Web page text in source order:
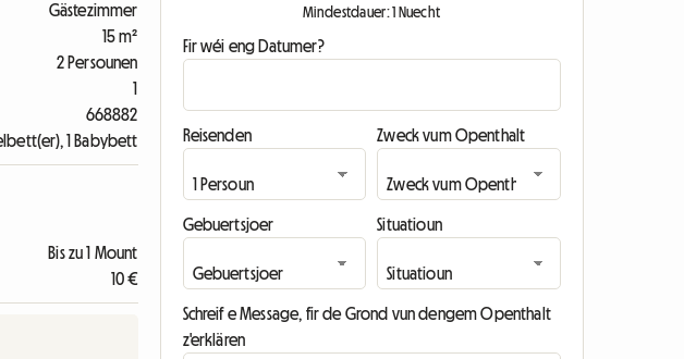
Gästezimmer
15 m²
2 Persounen
1
668882
1 Babybett
Bis zu 1 Mount
10 €
Mindestdauer: 1 Nuecht
Fir wéi eng Datumer?
Reisenden Zweck vum Openthalt
Gebuertsjoer Situatioun
Schreif e Message, fir de Grond vun dengem Openthalt
z'erklären